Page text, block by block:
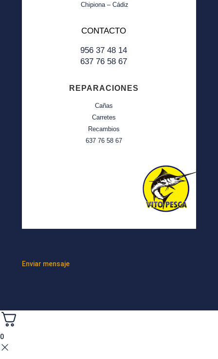
Chipiona – Cádiz
CONTACTO
956 37 48 14
637 76 58 67
REPARACIONES
Cañas
Carretes
Recambios
637 76 58 67
Enviar mensaje
0